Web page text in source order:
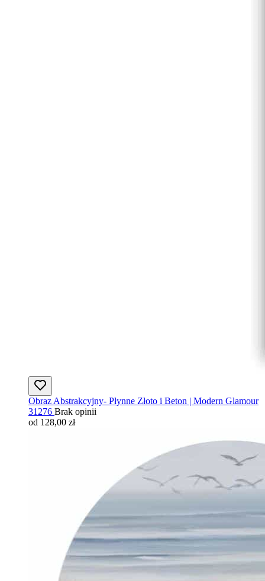
Obraz Abstrakcyjny- Płynne Złoto i Beton | Modern Glamour
31276 Brak opinii
od 128,00 zł